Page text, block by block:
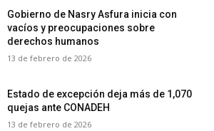
Gobierno de Nasry Asfura inicia con
vacíos y preocupaciones sobre
derechos humanos
13 de febrero de 2026
Estado de excepción deja más de 1,070
quejas ante CONADEH
13 de febrero de 2026